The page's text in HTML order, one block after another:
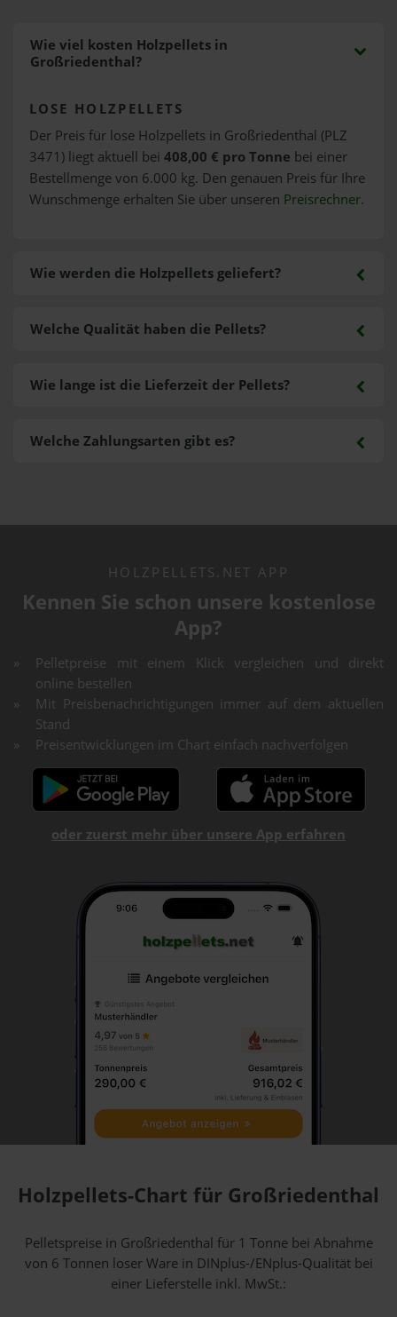
Wie viel kosten Holzpellets in
Großriedenthal?
LOSE HOLZPELLETS
Der Preis für lose Holzpellets in Großriedenthal (PLZ
3471) liegt aktuell bei 408,00 € pro Tonne bei einer
Bestellmenge von 6.000 kg. Den genauen Preis für Ihre
Wunschmenge erhalten Sie über unseren Preisrechner.
Wie werden die Holzpellets geliefert?
Welche Zahlungsarten gibt es?
Welche Qualität haben die Pellets?
Wie lange ist die Lieferzeit der Pellets?
HOLZPELLETS.NET APP
Kennen Sie schon unsere kostenlose
App?
Pelletpreise mit einem Klick vergleichen und direkt
online bestellen
Mit Preisbenachrichtigungen immer auf dem aktuellen
Stand
Preisentwicklungen im Chart einfach nachverfolgen
oder zuerst mehr über unsere App erfahren
Holzpellets-Chart für Großriedenthal
Pelletspreise in Großriedenthal für 1 Tonne bei Abnahme
von 6 Tonnen loser Warein DINplus-/ENplus-Qualität bei
einer Lieferstelle inkl. MwSt.: